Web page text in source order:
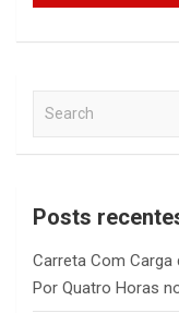
a
c
Posts
Carreta Com Carga
Por Quatro Horas